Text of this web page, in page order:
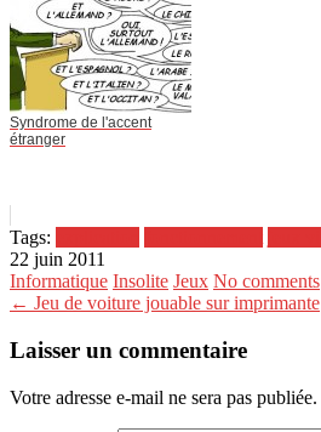
Syndrome de l'accent
étranger
Tags:
22 juin 2011
Informatique Insolite Jeux No comments
← Jeu de voiture jouable sur imprimante
Laisser un commentaire
Votre adresse e-mail ne sera pas publiée.